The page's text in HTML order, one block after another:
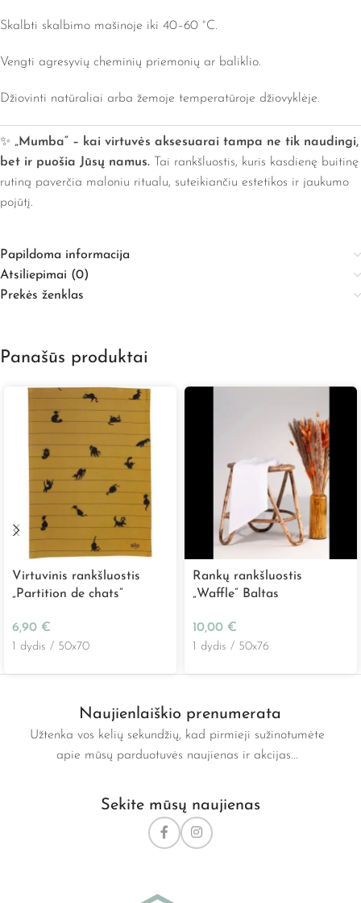
Skalbti skalbimo mašinoje iki 40–60 °C.
Vengti agresyvių cheminių priemonių ar baliklio.
Džiovinti natūraliai arba žemoje temperatūroje džiovyklėje.
✨ „Mumba“ – kai virtuvės aksesuarai tampa ne tik naudingi,
bet ir puošia Jūsų namus. Tai rankšluostis, kuris kasdienę buitinę
rutiną paverčia maloniu ritualu, suteikiančiu estetikos ir jaukumo
pojūtį.
Papildoma informacija
Atsiliepimai (0)
Prekės ženklas
Panašūs produktai
Virtuvinis rankšluostis
„Partition de chats”
6,90 €
1 dydis / 50x70
Rankų rankšluostis
„Waffle” Baltas
10,00 €
1 dydis / 50x76
Naujienlaiškio prenumerata
Užtenka vos kelių sekundžių, kad pirmieji sužinotumėte
apie mūsų parduotuvės naujienas ir akcijas...
Sekite mūsų naujienas